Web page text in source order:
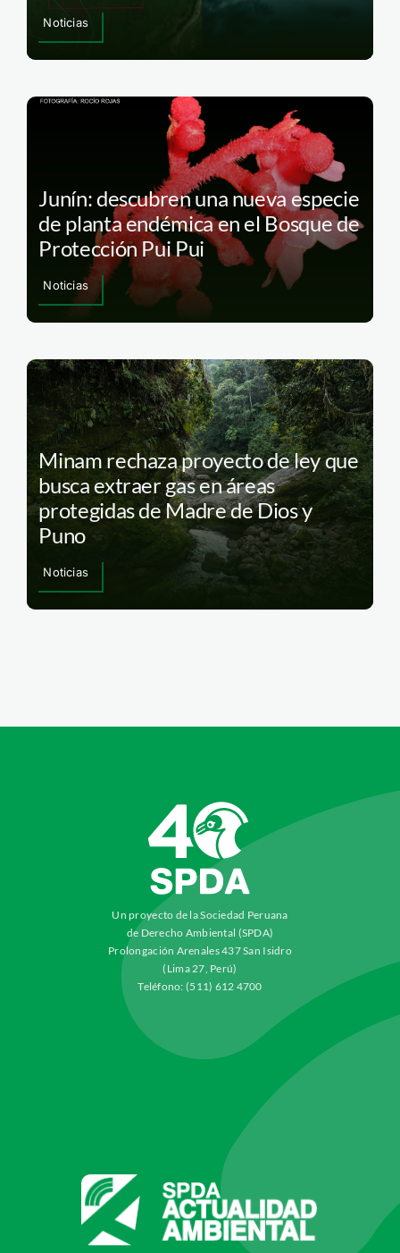
Noticias
Junín: descubren una nueva especie
de planta endémica en el Bosque de
Protección Pui Pui
Noticias
Minam rechaza proyecto de ley que
busca extraer gas en áreas
protegidas de Madre de Dios y
Puno
Noticias
Un proyecto de la Sociedad Peruana
de Derecho Ambiental (SPDA)
Prolongación Arenales 437 San Isidro
(Lima 27, Perú)
Teléfono: (511) 612 4700